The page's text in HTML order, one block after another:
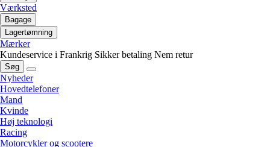
Værksted
Bagage
Lagertømning
Mærker
Kundeservice i Frankrig Sikker betaling Nem retur
Søg
Nyheder
Hovedtelefoner
Mand
Kvinde
Høj teknologi
Racing
Motorcykler og scootere